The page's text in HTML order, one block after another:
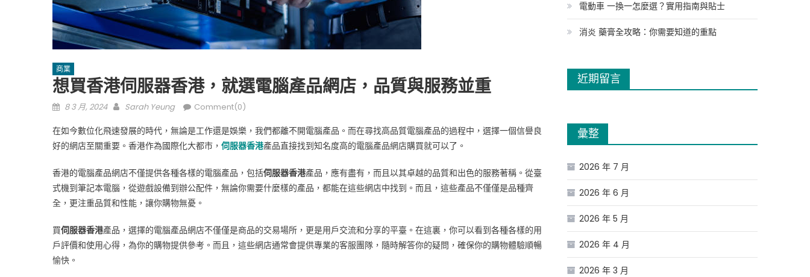
商業
想買香港伺服器香港，就選電腦產品網店，品質與服務並重
Posted
8 3 月, 2024 Author
Sarah Yeung Comment(0)
在如今數位化飛速發展的時代，無論是工作還是娛樂，我們都離不開電腦產品。而在尋找高品質電腦產品的過程中，選擇一個信譽良
好的網店至關重要。香港作為國際化大都市， 伺服器香港產品直接找到知名度高的電腦產品網店購買就可以了。
香港的電腦產品網店不僅提供各種各樣的電腦產品，包括伺服器香港產品，應有盡有，而且以其卓越的品質和出色的服務著稱。從臺
式機到筆記本電腦，從遊戲設備到辦公配件，無論你需要什麼樣的產品，都能在這些網店中找到。而且，這些產品不僅僅是品種齊
全，更注重品質和性能，讓你購物無憂。
買伺服器香港產品，選擇的電腦產品網店不僅僅是商品的交易場所，更是用戶交流和分享的平臺。在這裏，你可以看到各種各樣的用
戶評價和使用心得，為你的購物提供參考。而且，這些網店通常會提供專業的客服團隊，隨時解答你的疑問，確保你的購物體驗順暢
愉快。
電動車 一換一怎麼選？實用指南與貼士
消炎 藥膏全攻略：你需要知道的重點
近期留言
彙整
2026 年 7 月
2026 年 6 月
2026 年 5 月
2026 年 4 月
2026 年 3 月